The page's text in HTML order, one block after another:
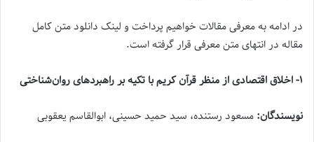
در ادامه به معرفی مقالات خواهیم پرداخت و لینک دانلود متن کامل
مقاله در انتهای متن معرفی قرار گرفته است.
۱- اخلاق اقتصادی از منظر قرآن کریم با تکیه بر راهبرد‌های روان‌شناختی
نویسندگان: مسعود رستنده، سید حمید حسینی، ابوالقاسم یعقوبی